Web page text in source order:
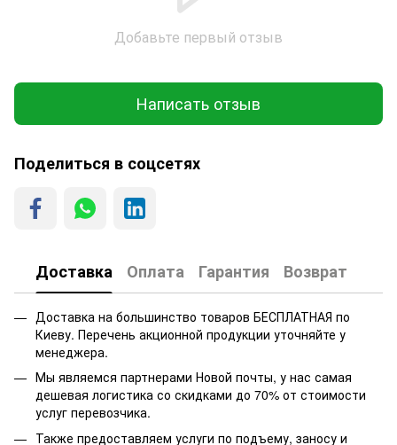
Добавьте первый отзыв
Написать отзыв
Поделиться в соцсетях
Доставка Оплата Гарантия Возврат
Доставка на большинство товаров БЕСПЛАТНАЯ по
Киеву. Перечень акционной продукции уточняйте у
менеджера.
Мы являемся партнерами Новой почты, у нас самая
дешевая логистика со скидками до 70% от стоимости
услуг перевозчика.
Также предоставляем услуги по подъему, заносу и